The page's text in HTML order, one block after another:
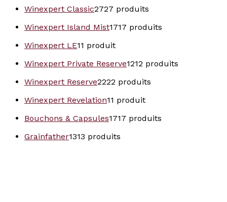
Winexpert Classic2727 produits
Winexpert Island Mist1717 produits
Winexpert LE11 produit
Winexpert Private Reserve1212 produits
Winexpert Reserve2222 produits
Winexpert Revelation11 produit
Bouchons & Capsules1717 produits
Grainfather1313 produits